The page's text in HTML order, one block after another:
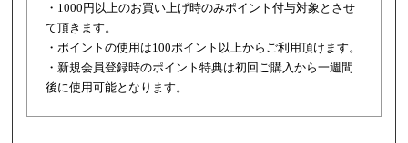
・1000円以上のお買い上げ時のみポイント付与対象とさせ
て頂きます。
・ポイントの使用は100ポイント以上からご利用頂けます。
・新規会員登録時のポイント特典は初回ご購入から一週間
後に使用可能となります。